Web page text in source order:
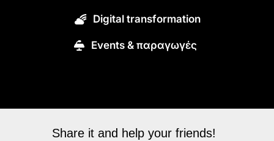
Digital transformation
Εvents & παραγωγές
Share it and help your friends!